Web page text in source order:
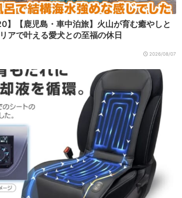
】【鹿児島・車中泊旅】火山が育む癒やしと
アで叶える愛犬との至福の休日
2026/08/07